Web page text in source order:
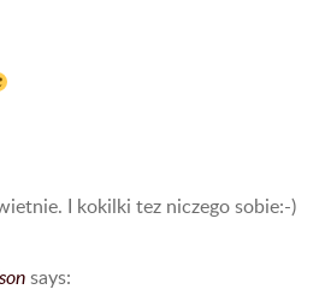
I kokilki tez niczego sobie:-)
says: